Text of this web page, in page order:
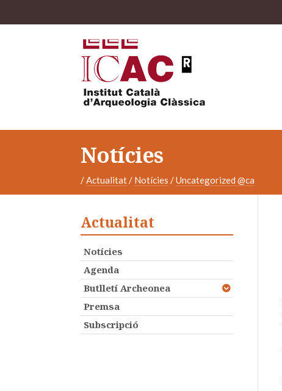
Notícies
/Actualitat/ Notícies /Uncategorized @ca
Actualitat
Notícies
Agenda
Butlletí Archeonea
Premsa
Subscripció